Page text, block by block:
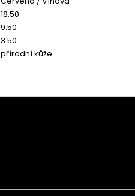
18.50
9.50
3.50
přírodní kůže